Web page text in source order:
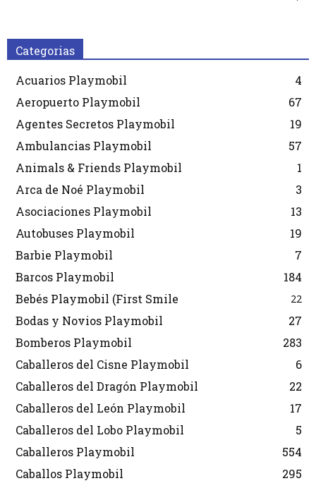
Categorias
Acuarios Playmobil
4
Aeropuerto Playmobil
67
Agentes Secretos Playmobil
19
Ambulancias Playmobil
57
Animals & Friends Playmobil
1
Arca de Noé Playmobil
3
Asociaciones Playmobil
13
Autobuses Playmobil
19
Barbie Playmobil
7
Barcos Playmobil
184
Bebés Playmobil (First Smile
22
Bodas y Novios Playmobil
27
Bomberos Playmobil
283
Caballeros del Cisne Playmobil
6
Caballeros del Dragón Playmobil
22
Caballeros del León Playmobil
17
Caballeros del Lobo Playmobil
5
Caballeros Playmobil
554
Caballos Playmobil
295